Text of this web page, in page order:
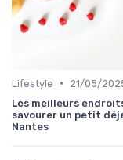
Lifestyle •
21/05/
Les meilleurs
savourer un petit
Nantes